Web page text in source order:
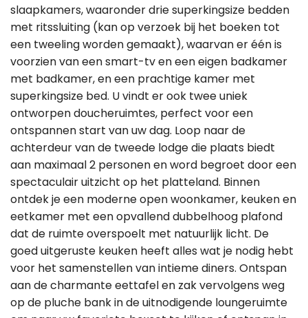
slaapkamers, waaronder drie superkingsize bedden
met ritssluiting (kan op verzoek bij het boeken tot
een tweeling worden gemaakt), waarvan er één is
voorzien van een smart-tv en een eigen badkamer
met badkamer, en een prachtige kamer met
superkingsize bed. U vindt er ook twee uniek
ontworpen doucheruimtes, perfect voor een
ontspannen start van uw dag. Loop naar de
achterdeur van de tweede lodge die plaats biedt
aan maximaal 2 personen en word begroet door een
spectaculair uitzicht op het platteland. Binnen
ontdek je een moderne open woonkamer, keuken en
eetkamer met een opvallend dubbelhoog plafond
dat de ruimte overspoelt met natuurlijk licht. De
goed uitgeruste keuken heeft alles wat je nodig hebt
voor het samenstellen van intieme diners. Ontspan
aan de charmante eettafel en zak vervolgens weg
op de pluche bank in de uitnodigende loungeruimte